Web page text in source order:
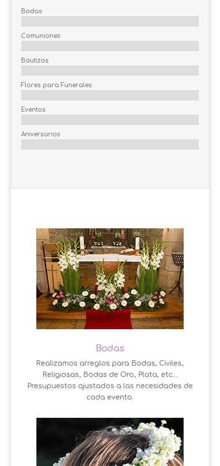
Bodas
Comuniones
Bautizos
Flores para Funerales
Eventos
Aniversarios
Bodas
Realizamos arreglos para Bodas, Civiles,
Religiosas, Bodas de Oro, Plata, etc…
Presupuestos ajustados a las necesidades de
cada evento.